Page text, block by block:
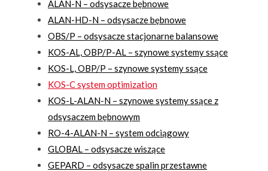
ALAN-N – odsysacze bębnowe
ALAN-HD-N – odsysacze bębnowe
OBS/P – odsysacze stacjonarne balansowe
KOS-AL, OBP/P-AL – szynowe systemy ssące
KOS-L, OBP/P – szynowe systemy ssące
KOS-C system optimization
KOS-L-ALAN-N – szynowe systemy ssące z
odsysaczem bębnowym
RO-4-ALAN-N – system odciągowy
GLOBAL – odsysacze wiszące
GEPARD – odsysacze spalin przestawne